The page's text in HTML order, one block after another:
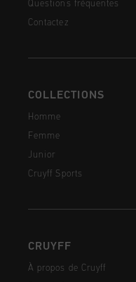
Questions fréquentes
Contactez
COLLECTIONS
Homme
Femme
Junior
Cruyff Sports
CRUYFF
À propos de Cruyff